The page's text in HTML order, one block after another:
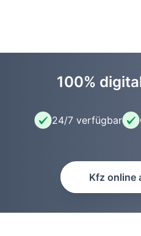
100%
24/7 verfügbar
Kfz online